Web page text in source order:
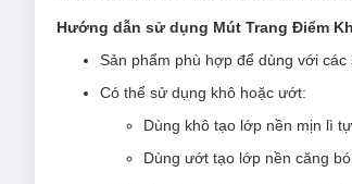
Bông tẩy trangHotosuđược làm từ
không làm đau rát da. Ngoài ra, bông có
dụng như làm sạch, chăm sóc da hàng
Hướng dẫn sử dụng Mút Trang Điểm
Sản phẩm phù hợp để dùng với các
Có thể sử dụng khô hoặc ướt:
Dùng khô tạo lớp nền mịn lì
Dùng ướt tạo lớp nền căng